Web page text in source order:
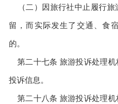
（二）因旅行社中止履行旅
留，而实际发生了交通、食
的。
第二十七条 旅游投诉处理
投诉信息。
第二十八条 旅游投诉处理